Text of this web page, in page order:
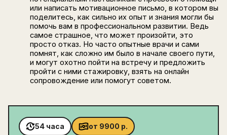
или написать мотивационное письмо, в котором вы
поделитесь, как сильно их опыт и знания могли бы
помочь вам в профессиональном развитии. Ведь
самое страшное, что может произойти, это
просто отказ. Но часто опытные врачи и сами
помнят, как сложно им было в начале своего пути,
и могут охотно пойти на встречу и предложить
пройти с ними стажировку, взять на онлайн
сопровождение или помогут советом.
54 часа от 9900 р.